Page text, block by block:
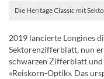
Die Heritage Classic mit
2019 lancierte Longines
Sektorenzifferblatt, nun
schwarzen Zifferblatt
«Reiskorn-Optik». Das